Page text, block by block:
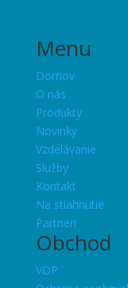
Menu
Domov
O nás
Produkty
Novinky
Vzdelávanie
Služby
Kontakt
Na stiahnutie
Partneri
Obchod
VOP